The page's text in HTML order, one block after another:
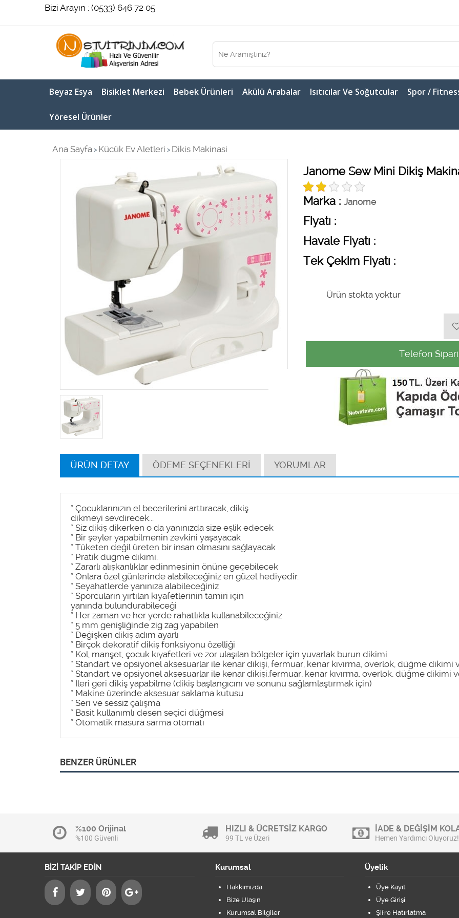
Bizi Arayın : (0533) 646 72 05
Beyaz Esya Bisiklet Merkezi Bebek Ürünleri Akülü Arabalar Isıtıcılar Ve Soğutcular Spor /
Yöresel Ürünler
Ana Sayfa > Kücük Ev Aletleri > Dikis Makinasi
Janome Sew Mini Dikiş
Marka : Janome
Fiyatı :
Havale Fiyatı :
Tek Çekim Fiyatı :
Ürün stokta yoktur
Telefon
ÜRÜN DETAY ÖDEME SEÇENEKLERİ YORUMLAR
* Çocuklarınızın el becerilerini arttıracak, dikiş
dikmeyi sevdirecek...
* Siz dikiş dikerken o da yanınızda size eşlik edecek
* Bir şeyler yapabilmenin zevkini yaşayacak
* Tüketen değil üreten bir insan olmasını sağlayacak
* Pratik düğme dikimi.
* Zararlı alışkanlıklar edinmesinin önüne geçebilecek
* Onlara özel günlerinde alabileceğiniz en güzel hediyedir.
* Seyahatlerde yanınıza alabileceğiniz
* Sporcuların yırtılan kıyafetlerinin tamiri için
yanında bulundurabileceği
* Her zaman ve her yerde rahatlıkla kullanabileceğiniz
* 5 mm genişliğinde zig zag yapabilen
* Değişken dikiş adım ayarlı
* Birçok dekoratif dikiş fonksiyonu özelliği
* Kol, manşet, çocuk kıyafetleri ve zor ulaşılan bölgeler için yuvarlak burun dikimi
* Standart ve opsiyonel aksesuarlar ile kenar dikişi, fermuar, kenar kıvırma, overlok, düğme
* Standart ve opsiyonel aksesuarlar ile kenar dikişi,fermuar, kenar kıvırma, overlok, düğme dikimi
* İleri geri dikiş yapabilme (dikiş başlangıcını ve sonunu sağlamlaştırmak için)
* Makine üzerinde aksesuar saklama kutusu
* Seri ve sessiz çalışma
* Basit kullanımlı desen seçici düğmesi
* Otomatik masura sarma otomatı
BENZER ÜRÜNLER
%100 Orijinal
%100 Güvenli
HIZLI & ÜCRETSİZ KARGO
99 TL ve Üzeri
İADE & DEĞİŞİM
Hemen Yardımcı Oluyoruz!
BİZİ TAKİP EDİN Kurumsal
Hakkımızda
Bize Ulaşın
Kurumsal Bilgiler
Üyelik
Üye Kayıt
Üye Girişi
Şifre Hatırlatma